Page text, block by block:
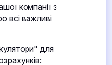
компанії з
всі важливі
для